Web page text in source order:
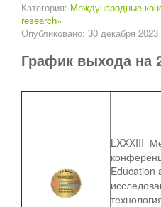
Категория: Международные
research»
Опубликовано: 30 декабря 2023
График выхода на
LXXXIII
Education